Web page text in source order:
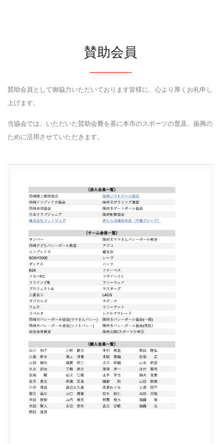
賛助会員
賛助会員として御協力いただいております皆様に、心より厚くお礼申し
上げます。
当協会では、いただいた賛助会費を基に本市のスポーツの普及、振興の
ために活用させていただきます。